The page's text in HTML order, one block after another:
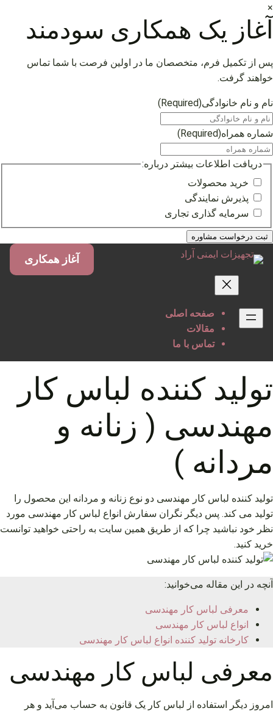
×
آغاز یک همکاری سودمند
پس از تکمیل فرم، متخصصان ما در اولین فرصت با شما تماس
خواهند گرفت.
نام و نام خانوادگی(Required)
شماره همراه(Required)
دریافت اطلاعات بیشتر درباره:
خرید محصولات
پذیرش نمایندگی
سرمایه گذاری تجاری
آغاز همکاری
صفحه اصلی
مقالات
تماس با ما
تولید کننده لباس کار
مهندسی ( زنانه و
مردانه )
تولید کننده لباس کار مهندسی دو نوع زنانه و مردانه این محصول را
تولید می کند. پس دیگر نگران سفارش انواع لباس کار مهندسی مورد
نظر خود نباشید چرا که از طریق همین سایت به راحتی خواهید توانست
خرید کنید.
آنچه در این مقاله می‌خوانید:
معرفی لباس کار مهندسی
انواع لباس کار مهندسی
کارخانه تولید کننده انواع لباس کار مهندسی
معرفی لباس کار مهندسی
امروز دیگر استفاده از لباس کار یک قانون به حساب می‌آید و هر